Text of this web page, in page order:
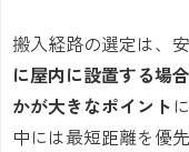
搬入経路の選定は、
に屋内に設置する場
かが大きなポイント
中には最短距離を優